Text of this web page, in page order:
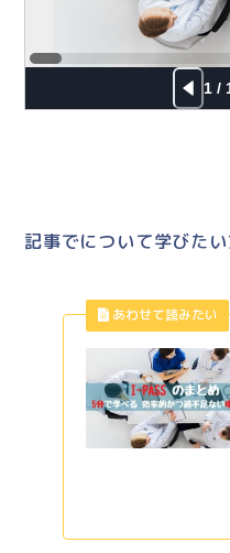
記事でについて学びた